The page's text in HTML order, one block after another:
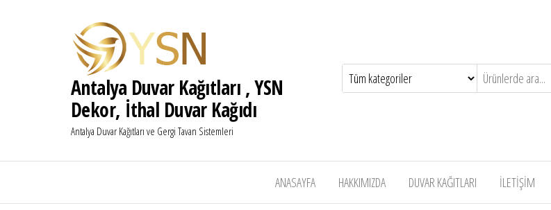
Antalya Duvar Kağıtları , YSN
Dekor, İthal Duvar Kağıdı
Antalya Duvar Kağıtları ve Gergi Tavan Sistemleri
ANASAYFA HAKKIMIZDA DUVAR KAĞITLARI İLETİŞİM